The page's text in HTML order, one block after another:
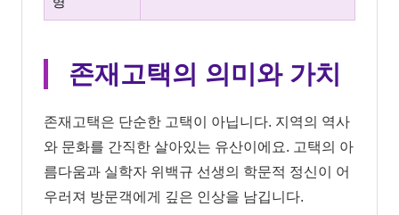
존재고택의 의미와 가치
존재고택은 단순한 고택이 아닙니다. 지역의 역사
와 문화를 간직한 살아있는 유산이에요. 고택의 아
름다움과 실학자 위백규 선생의 학문적 정신이 어
우러져 방문객에게 깊은 인상을 남깁니다.